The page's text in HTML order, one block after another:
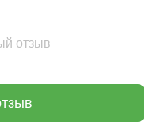
отзыв